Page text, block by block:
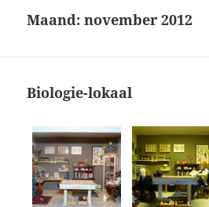
Maand:november 2012
Biologie-lokaal